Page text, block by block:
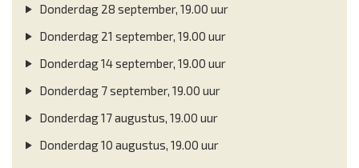
Donderdag 28 september, 19.00 uur
Donderdag 21 september, 19.00 uur
Donderdag 14 september, 19.00 uur
Donderdag 7 september, 19.00 uur
Donderdag 17 augustus, 19.00 uur
Donderdag 10 augustus, 19.00 uur